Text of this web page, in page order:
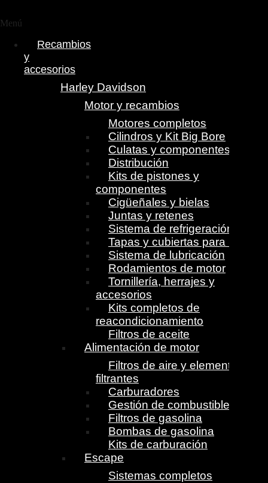
Menú
Recambios
y
accesorios
Harley Davidson
Motor y recambios
Motores completos
Cilindros y Kit Big Bore
Culatas y componentes
Distribución
Kits de pistones y
componentes
Cigüeñales y bielas
Juntas y retenes
Sistema de refrigeración
Tapas y cubiertas para motor
Sistema de lubricación
Rodamientos de motor
Tornillería, herrajes y
accesorios
Kits completos de
reacondicionamiento
Filtros de aceite
Alimentación de motor
Filtros de aire y elementos
filtrantes
Carburadores
Gestión de combustible
Filtros de gasolina
Bombas de gasolina
Kits de carburación
Escape
Sistemas completos